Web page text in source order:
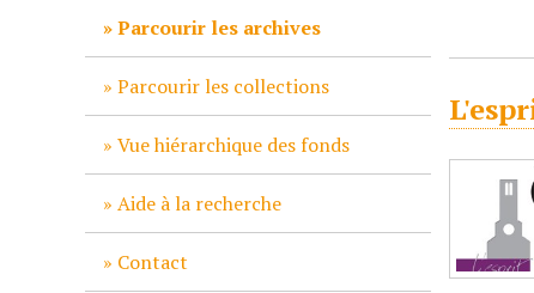
Parcourir les archives
Parcourir les collections
Vue hiérarchique des fonds
Aide à la recherche
Contact